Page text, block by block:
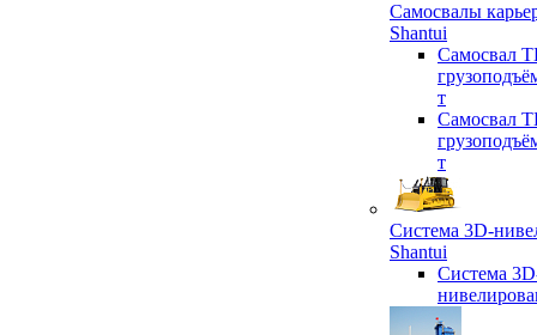
Самосвалы
Shantui
Самосвал
т
Самосвал
т
Система 3D-
Shantui
Система